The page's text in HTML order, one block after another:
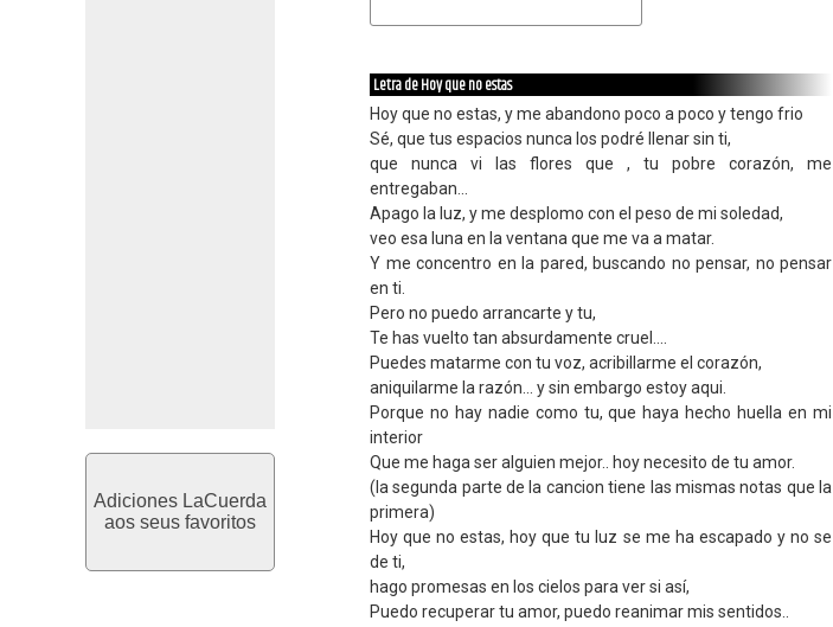
Adiciones LaCuerda
aos seus favoritos
Letra de Hoy que no estas
Hoy que no estas, y me abandono poco a poco y tengo frio
Sé, que tus espacios nunca los podré llenar sin ti,
que nunca vi las flores que , tu pobre corazón, me
entregaban...
Apago la luz, y me desplomo con el peso de mi soledad,
veo esa luna en la ventana que me va a matar.
Y me concentro en la pared, buscando no pensar, no pensar
en ti.
Pero no puedo arrancarte y tu,
Te has vuelto tan absurdamente cruel....
Puedes matarme con tu voz, acribillarme el corazón,
aniquilarme la razón... y sin embargo estoy aqui.
Porque no hay nadie como tu, que haya hecho huella en mi
interior
Que me haga ser alguien mejor.. hoy necesito de tu amor.
(la segunda parte de la cancion tiene las mismas notas que la
primera)
Hoy que no estas, hoy que tu luz se me ha escapado y no se
de ti,
hago promesas en los cielos para ver si así,
Puedo recuperar tu amor, puedo reanimar mis sentidos..